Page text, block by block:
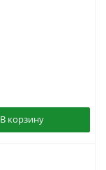
В корзину